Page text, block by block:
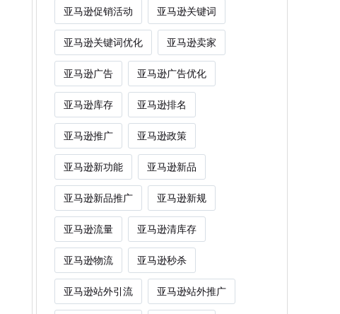
亚马逊促销活动 亚马逊关键词
亚马逊关键词优化 亚马逊卖家
亚马逊广告 亚马逊广告优化
亚马逊库存 亚马逊排名
亚马逊推广 亚马逊政策
亚马逊新功能 亚马逊新品
亚马逊新品推广 亚马逊新规
亚马逊流量 亚马逊清库存
亚马逊物流 亚马逊秒杀
亚马逊站外引流 亚马逊站外推广